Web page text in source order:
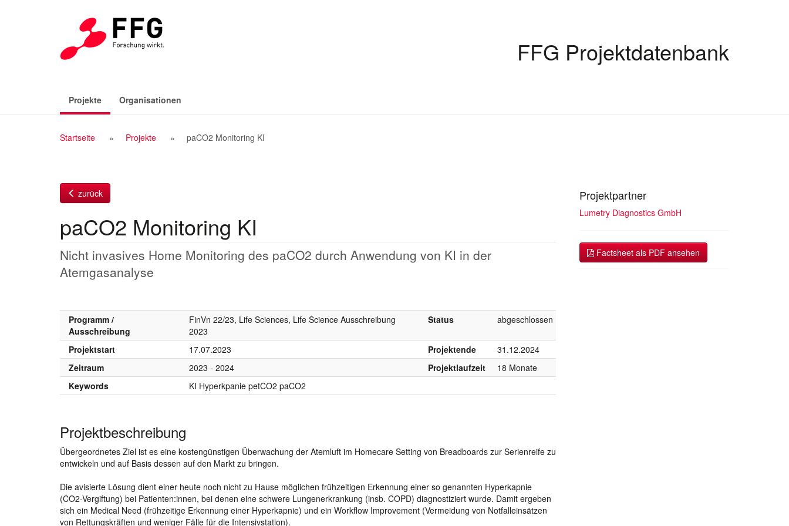
FFG Projektdatenbank
Projekte(aktiv)Organisationen
Breadcrumb
Startseite Projekte paCO2 Monitoring KI
zurück
paCO2 Monitoring KI
Nicht invasives Home Monitoring des paCO2 durch Anwendung von KI in der
Atemgasanalyse
Programm /
Ausschreibung
FinVn 22/23, Life Sciences, Life Science Ausschreibung
2023
Status abgeschlossen
Projektstart 17.07.2023 Projektende
31.12.2024
Zeitraum
2023 - 2024 Projektlaufzeit
18 Monate
Keywords
KI Hyperkpanie petCO2 paCO2
Projektbeschreibung
Übergeordnetes Ziel ist es eine kostengünstigen Überwachung der Atemluft im Homecare Setting von Breadboards zur Serienreife zu
entwickeln und auf Basis dessen auf den Markt zu bringen.
Die avisierte Lösung dient einer heute noch nicht zu Hause möglichen frühzeitigen Erkennung einer so genannten Hyperkapnie
(CO2-Vergiftung) bei Patienten:innen, bei denen eine schwere Lungenerkrankung (insb. COPD) diagnostiziert wurde. Damit ergeben
sich ein Medical Need (frühzeitige Erkennung einer Hyperkapnie) und ein Workflow Improvement (Vermeidung von Notfalleinsätzen
von Rettungskräften und weniger Fälle für die Intensivstation).
Projektpartner
Lumetry Diagnostics GmbH
Factsheet als PDF ansehen